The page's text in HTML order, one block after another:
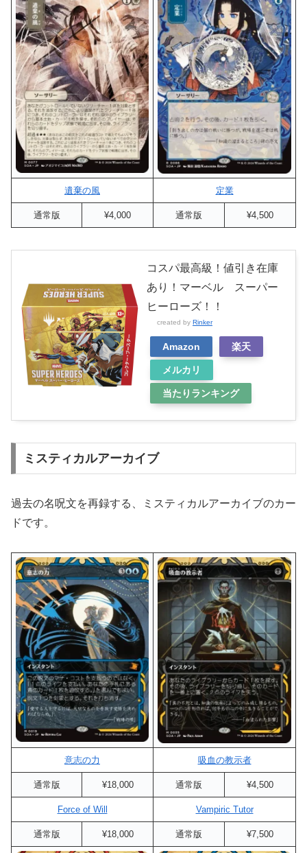
遺棄の風 定業
通常版 ¥4,000 通常版 ¥4,500
コスパ最高級！値引き在庫
あり！マーベル スーパー
ヒーローズ！！
created by Rinker
Amazon 楽天
メルカリ
当たりランキング
ミスティカルアーカイブ
過去の名呪文を再録する、ミスティカルアーカイブのカー
ドです。
意志の力 吸血の教示者
通常版 ¥18,000 通常版 ¥4,500
Force of Will Vampiric Tutor
通常版 ¥18,000 通常版 ¥7,500